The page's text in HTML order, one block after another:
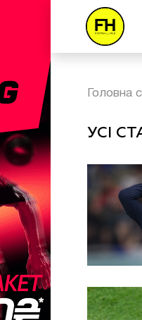
Головна
УСІ